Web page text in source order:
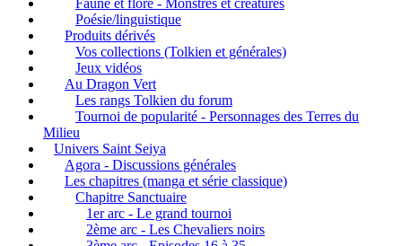
Poésie/linguistique
Produits dérivés
Vos collections (Tolkien et générales)
Jeux vidéos
Au Dragon Vert
Les rangs Tolkien du forum
Tournoi de popularité - Personnages des Terres du
Milieu
Univers Saint Seiya
Agora - Discussions générales
Les chapitres (manga et série classique)
Chapitre Sanctuaire
1er arc - Le grand tournoi
2ème arc - Les Chevaliers noirs